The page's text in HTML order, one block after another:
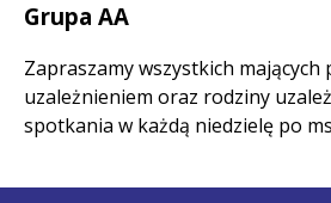
Grupa AA
Zapraszamy wszystkich mających
uzależnieniem oraz rodziny
spotkania w każdą niedzielę po